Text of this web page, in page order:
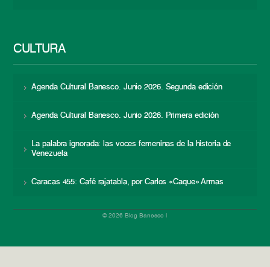
CULTURA
Agenda Cultural Banesco. Junio 2026. Segunda edición
Agenda Cultural Banesco. Junio 2026. Primera edición
La palabra ignorada: las voces femeninas de la historia de
Venezuela
Caracas 455: Café rajatabla, por Carlos «Caque» Armas
© 2026 Blog Banesco |